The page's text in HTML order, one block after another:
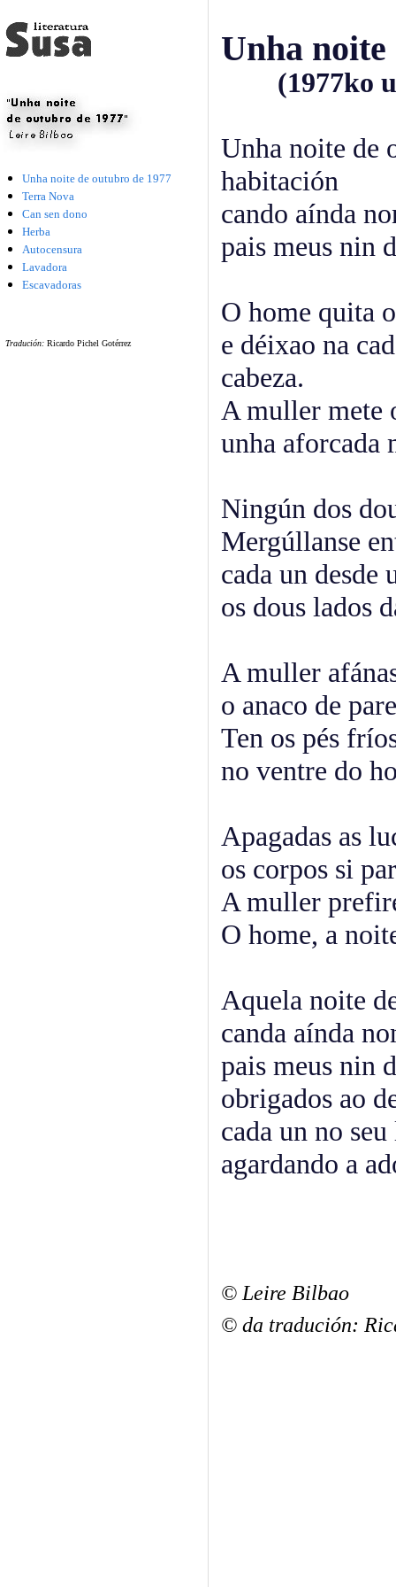
Unha noite de outubro de 1977
Terra Nova
Can sen dono
Herba
Autocensura
Lavadora
Escavadoras
Tradución: Ricardo Pichel Gotérrez
Unha noite
(1977ko
Unha noite de
habitación
cando aínda
pais meus nin
O home quita
e déixao na
cabeza.
A muller mete
unha aforcada
Ningún dos
Mergúllanse
cada un desde
os dous lados
A muller
o anaco de
Ten os pés
no ventre do
Apagadas as
os corpos si
A muller
O home, a
Aquela noite
canda aínda
pais meus nin
obrigados ao
cada un no
agardando a
© Leire Bilbao
© da tradución: